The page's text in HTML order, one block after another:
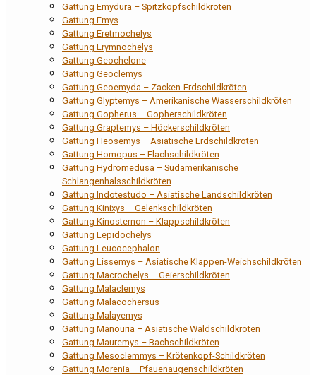
Gattung Emydura – Spitzkopfschildkröten
Gattung Emys
Gattung Eretmochelys
Gattung Erymnochelys
Gattung Geochelone
Gattung Geoclemys
Gattung Geoemyda – Zacken-Erdschildkröten
Gattung Glyptemys – Amerikanische Wasserschildkröten
Gattung Gopherus – Gopherschildkröten
Gattung Graptemys – Höckerschildkröten
Gattung Heosemys – Asiatische Erdschildkröten
Gattung Homopus – Flachschildkröten
Gattung Hydromedusa – Südamerikanische
Schlangenhalsschildkröten
Gattung Indotestudo – Asiatische Landschildkröten
Gattung Kinixys – Gelenkschildkröten
Gattung Kinosternon – Klappschildkröten
Gattung Lepidochelys
Gattung Leucocephalon
Gattung Lissemys – Asiatische Klappen-Weichschildkröten
Gattung Macrochelys – Geierschildkröten
Gattung Malaclemys
Gattung Malacochersus
Gattung Malayemys
Gattung Manouria – Asiatische Waldschildkröten
Gattung Mauremys – Bachschildkröten
Gattung Mesoclemmys – Krötenkopf-Schildkröten
Gattung Morenia – Pfauenaugenschildkröten